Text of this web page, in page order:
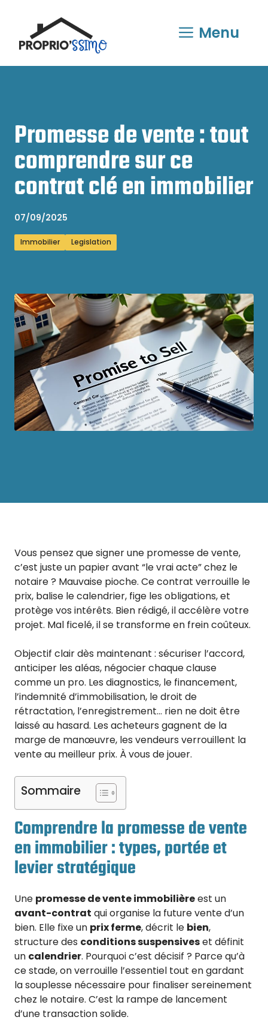
contenu
Menu
Promesse de vente : tout
comprendre sur ce
contrat clé en immobilier
07/09/2025
Immobilier Legislation
Vous pensez que signer une promesse de vente,
c’est juste un papier avant “le vrai acte” chez le
notaire ? Mauvaise pioche. Ce contrat verrouille le
prix, balise le calendrier, fige les obligations, et
protège vos intérêts. Bien rédigé, il accélère votre
projet. Mal ficelé, il se transforme en frein coûteux.
Objectif clair dès maintenant : sécuriser l’accord,
anticiper les aléas, négocier chaque clause
comme un pro. Les diagnostics, le financement,
l’indemnité d’immobilisation, le droit de
rétractation, l’enregistrement… rien ne doit être
laissé au hasard. Les acheteurs gagnent de la
marge de manœuvre, les vendeurs verrouillent la
vente au meilleur prix. À vous de jouer.
Sommaire
Comprendre la promesse de vente
en immobilier : types, portée et
levier stratégique
Une promesse de vente immobilièreest un
avant-contrat qui organise la future vente d’un
bien. Elle fixe un prix ferme, décrit le bien,
structure des conditions suspensiveset définit
un calendrier. Pourquoi c’est décisif ? Parce qu’à
ce stade, on verrouille l’essentiel tout en gardant
la souplesse nécessaire pour finaliser sereinement
chez le notaire. C’est la rampe de lancement
d’une transaction solide.